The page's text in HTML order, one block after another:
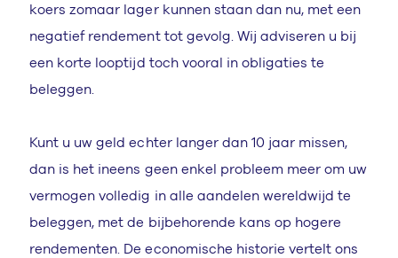
koers zomaar lager kunnen staan dan nu, met een
negatief rendement tot gevolg. Wij adviseren u bij
een korte looptijd toch vooral in obligaties te
beleggen.
Kunt u uw geld echter langer dan 10 jaar missen,
dan is het ineens geen enkel probleem meer om uw
vermogen volledig in alle aandelen wereldwijd te
beleggen, met de bijbehorende kans op hogere
rendementen. De economische historie vertelt ons